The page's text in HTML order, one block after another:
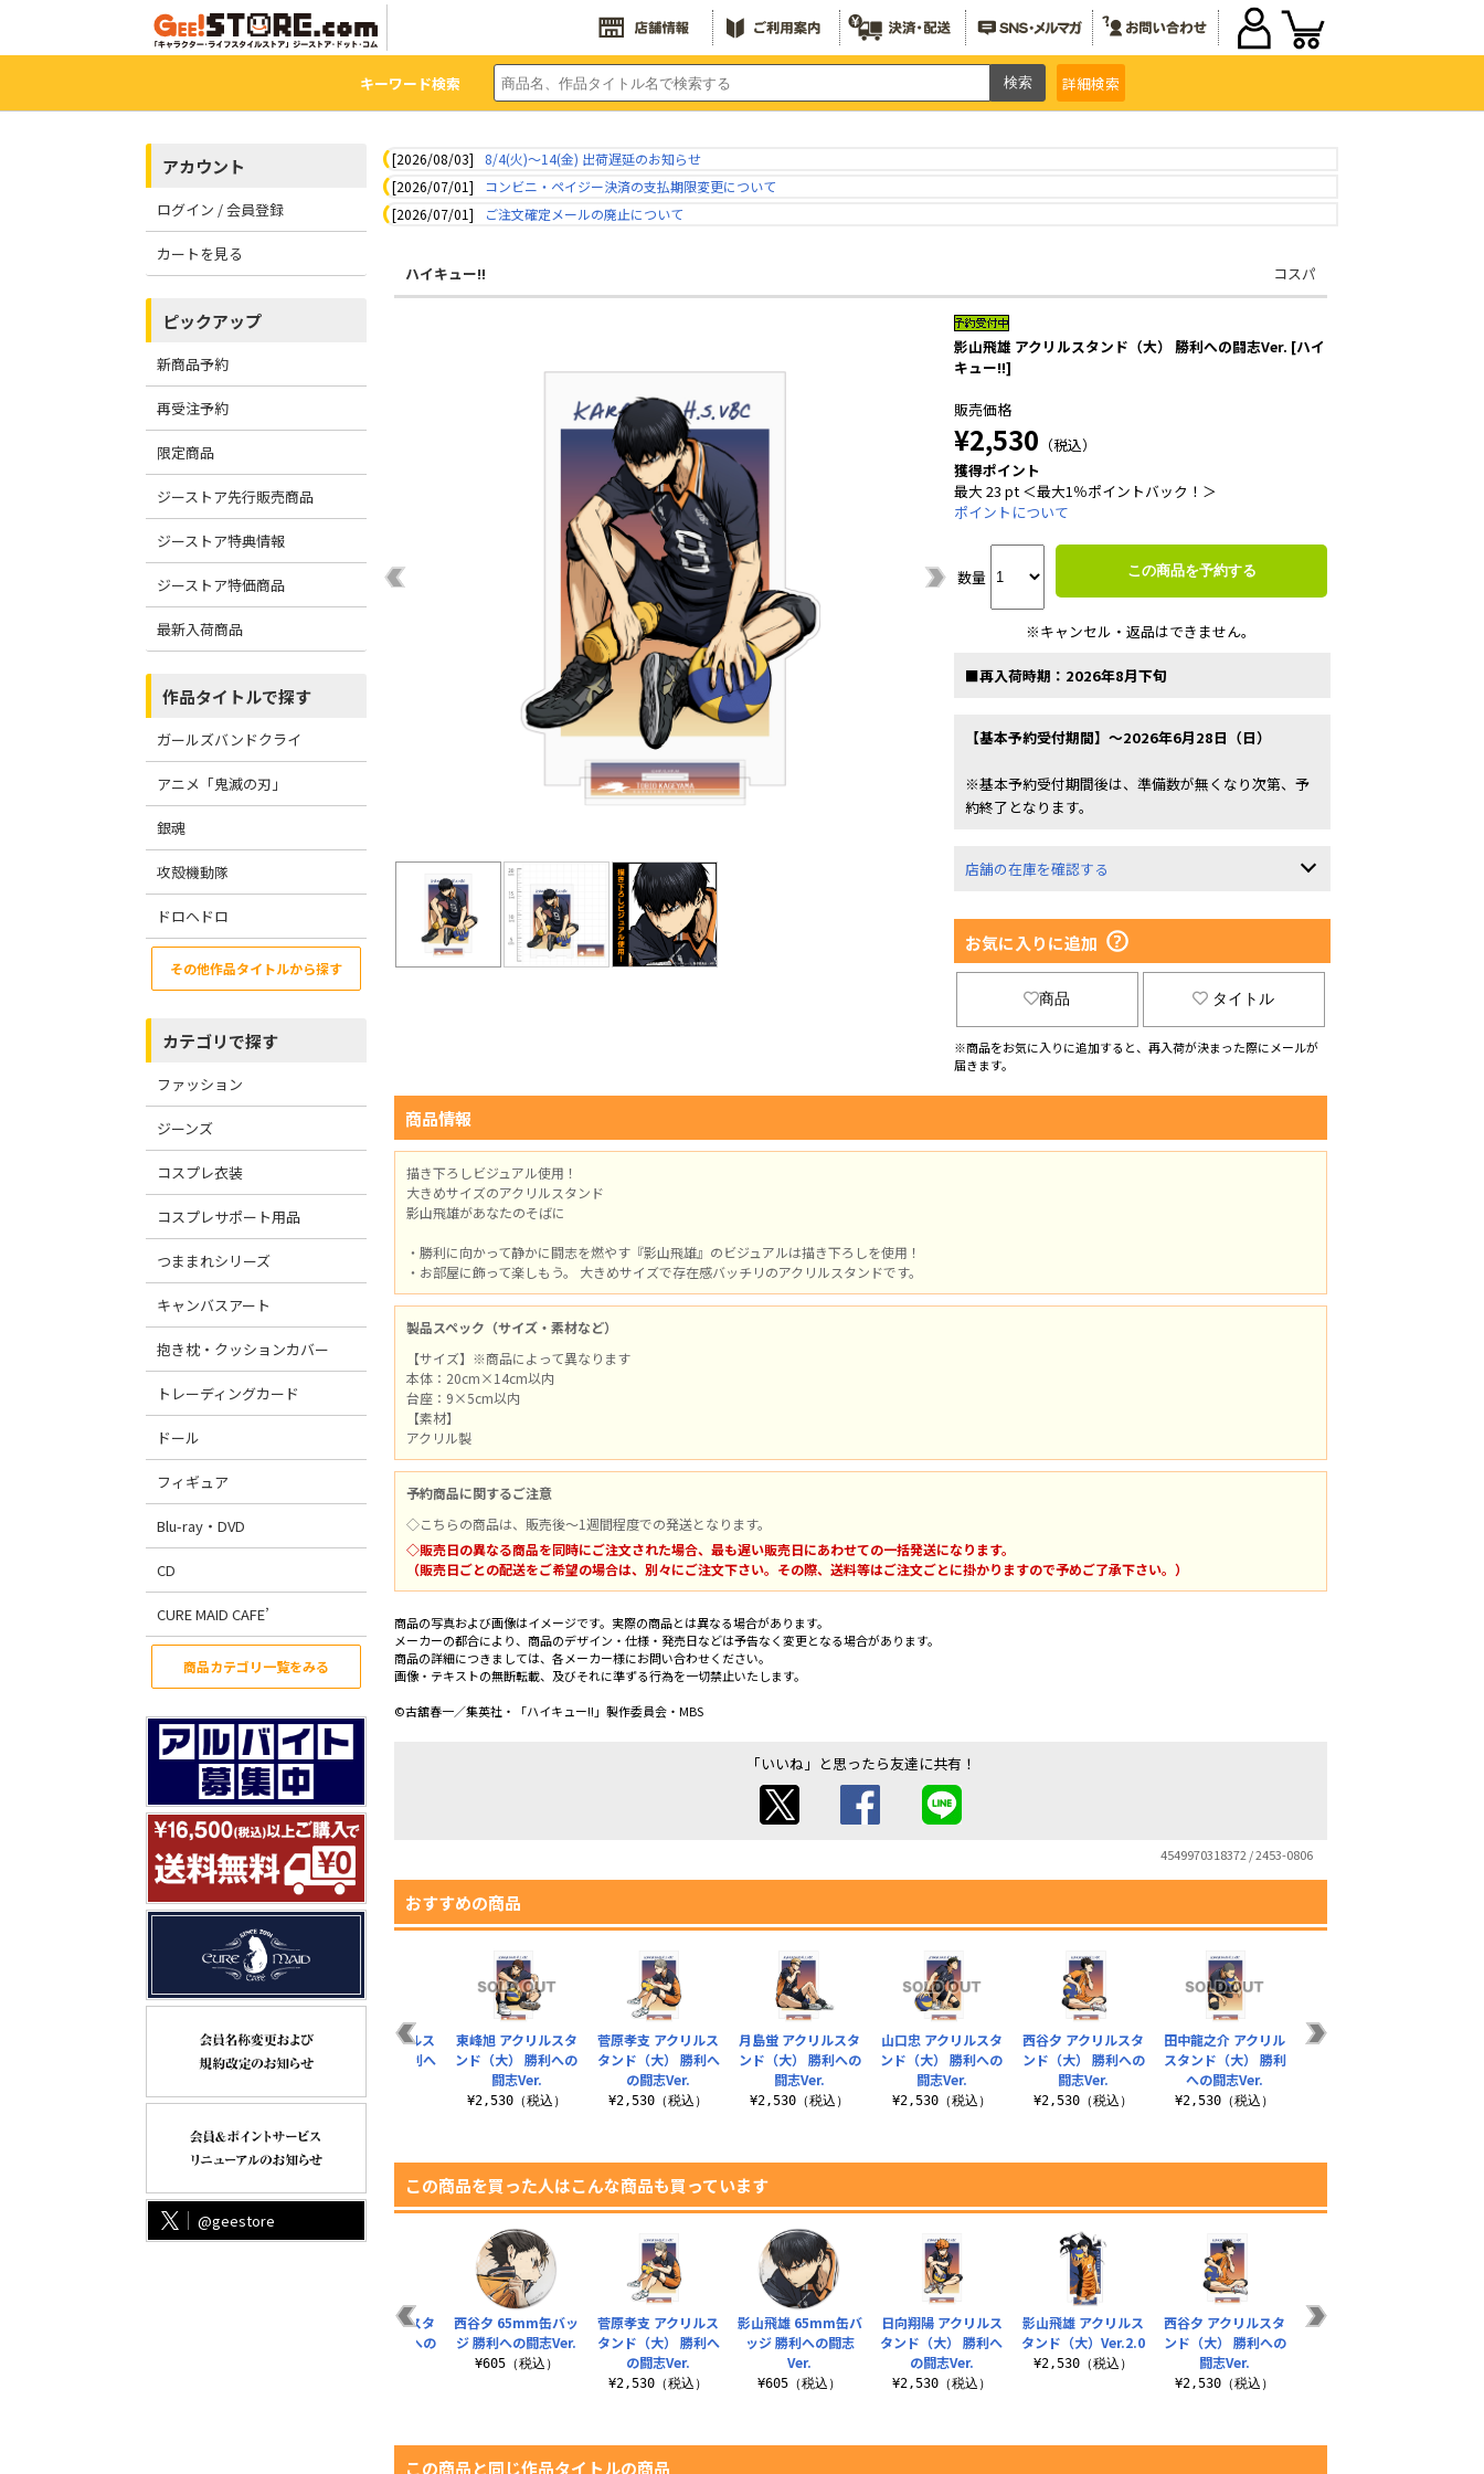
キーワード検索 詳細検索
アカウント
ログイン / 会員登録
カートを見る
ピックアップ
新商品予約
再受注予約
限定商品
ジーストア先行販売商品
ジーストア特典情報
ジーストア特価商品
最新入荷商品
作品タイトルで探す
ガールズバンドクライ
アニメ「鬼滅の刃」
銀魂
攻殻機動隊
ドロヘドロ
その他作品タイトルから探す
カテゴリで探す
ファッション
ジーンズ
コスプレ衣装
コスプレサポート用品
つままれシリーズ
キャンバスアート
抱き枕・クッションカバー
トレーディングカード
ドール
フィギュア
Blu-ray・DVD
CD
CURE MAID CAFE’
商品カテゴリ一覧をみる
@geestore
[2026/08/03]
8/4(火)～14(金) 出荷遅延のお知らせ
[2026/07/01]
コンビニ・ペイジー決済の支払期限変更について
[2026/07/01]
ご注文確定メールの廃止について
ハイキュー!! コスパ
影山飛雄 アクリルスタンド（大） 勝利への闘志Ver. [ハイ
キュー!!]
販売価格
¥2,530 （税込）
獲得ポイント
最大 23 pt ＜最大1％ポイントバック！＞
ポイントについて
数量 この商品を予約する
※キャンセル・返品はできません。
■再入荷時期：2026年8月下旬
【基本予約受付期間】～2026年6月28日（日）
※基本予約受付期間後は、準備数が無くなり次第、予
約終了となります。
店舗の在庫を確認する
お気に入りに追加
商品 タイトル
※商品をお気に入りに追加すると、再入荷が決まった際にメールが
届きます。
商品情報
描き下ろしビジュアル使用！
大きめサイズのアクリルスタンド
影山飛雄があなたのそばに
・勝利に向かって静かに闘志を燃やす『影山飛雄』のビジュアルは描き下ろしを使用！
・お部屋に飾って楽しもう。 大きめサイズで存在感バッチリのアクリルスタンドです。
製品スペック（サイズ・素材など）
【サイズ】※商品によって異なります
本体：20cm×14cm以内
台座：9×5cm以内
【素材】
アクリル製
予約商品に関するご注意
◇こちらの商品は、販売後～1週間程度での発送となります。
◇販売日の異なる商品を同時にご注文された場合、最も遅い販売日にあわせての一括発送になります。
（販売日ごとの配送をご希望の場合は、別々にご注文下さい。その際、送料等はご注文ごとに掛かりますので予めご了承下さい。）
商品の写真および画像はイメージです。実際の商品とは異なる場合があります。
メーカーの都合により、商品のデザイン・仕様・発売日などは予告なく変更となる場合があります。
商品の詳細につきましては、各メーカー様にお問い合わせください。
画像・テキストの無断転載、及びそれに準ずる行為を一切禁止いたします。
©古舘春一／集英社・「ハイキュー!!」製作委員会・MBS
「いいね」と思ったら友達に共有！
4549970318372 / 2453-0806
おすすめの商品
月島蛍 アクリルスタ
ンド（大） 勝利への
闘志Ver.
¥2,530（税込）
山口忠 アクリルスタ
ンド（大） 勝利への
闘志Ver.
¥2,530（税込）
西谷夕 アクリルスタ
ンド（大） 勝利への
闘志Ver.
¥2,530（税込）
田中龍之介 アクリル
スタンド（大） 勝利
への闘志Ver.
¥2,530（税込）
谷地仁花 アクリルス
日向翔陽 アクリルス
タンド（大） 勝利へ
¥2,530（税込）
澤村大地 アクリルス
タンド（大） 勝利へ
¥2,530（税込）
東峰旭 アクリルスタ
ンド（大） 勝利への
闘志Ver.
¥2,530（税込）
菅原孝支 アクリルス
タンド（大） 勝利へ
の闘志Ver.
¥2,530（税込）
この商品を買った人はこんな商品も買っています
影山飛雄 65mm缶バ
ッジ 勝利への闘志
Ver.
¥605（税込）
日向翔陽 アクリルス
タンド（大） 勝利へ
の闘志Ver.
¥2,530（税込）
影山飛雄 アクリルス
タンド（大）Ver.2.0
¥2,530（税込）
西谷夕 アクリルスタ
ンド（大） 勝利への
闘志Ver.
¥2,530（税込）
日向翔陽 65mm缶バ
月島蛍 アクリルスタ
ンド（大） 勝利への
西谷夕 65mm缶バッ
ジ 勝利への闘志Ver.
¥605（税込）
菅原孝支 アクリルス
タンド（大） 勝利へ
の闘志Ver.
¥2,530（税込）
この商品と同じ作品タイトルの商品